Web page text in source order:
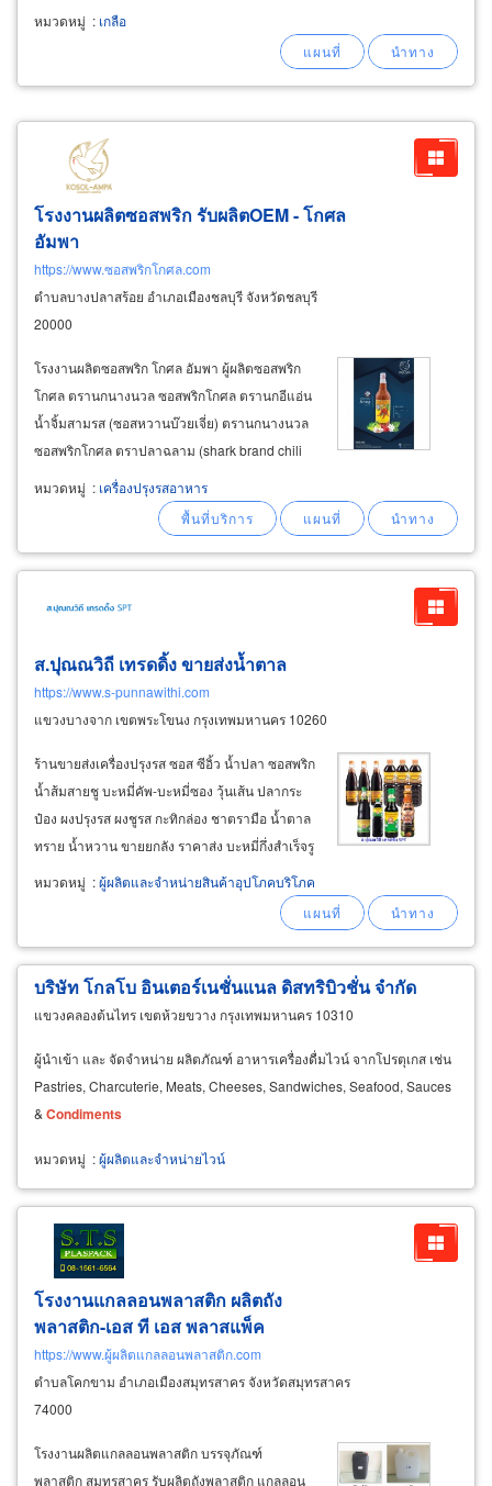
การเกษตร ผู้ผลิตขายส่ง เกลือทะเลป่น ราคาถูก
แพ็ค บรรจุถุง 600กรัม, 180กรัม, 120กรัม, 90กรัม
หมวดหมู่ : เกลือ
โรงงานผลิตซอสพริก รับผลิตOEM - โกศล
อัมพา
https://www.ซอสพริกโกศล.com
ตำบลบางปลาสร้อย อำเภอเมืองชลบุรี จังหวัดชลบุรี
20000
โรงงานผลิตซอสพริก โกศล อัมพา ผู้ผลิตซอสพริก
โกศล ตรานกนางนวล ซอสพริกโกศล ตรานกอีแอ่น
น้ำจิ้มสามรส (ซอสหวานบ๊วยเจี่ย) ตรานกนางนวล
ซอสพริกโกศล ตราปลาฉลาม (shark brand chili
sauce) ซอสพริกโกศล ตรานกนางนวล (เผ็ดกลาง)
โดดเด่นด้วยรสชาติที่กลมกล่อม เปรี้ยว หวานเเละ
กลิ่นของพริกกับกระเทียมที่เย้ายวนเป็นเอกลักษณ์
หมวดหมู่ : เครื่องปรุงรสอาหาร
ส.ปุณณวิถี เทรดดิ้ง ขายส่งน้ำตาล
https://www.s-punnawithi.com
แขวงบางจาก เขตพระโขนง กรุงเทพมหานคร 10260
ร้านขายส่งเครื่องปรุงรส ซอส ซีอิ้ว น้ำปลา ซอสพริก
น้ำส้มสายชู บะหมี่คัพ-บะหมี่ซอง วุ้นเส้น ปลากระ
ป๋อง ผงปรุงรส ผงชูรส กะทิกล่อง ชาตรามือ น้ำตาล
ทราย น้ำหวาน ขายยกลัง ราคาส่ง บะหมี่กึ่งสำเร็จรู
ปมาม่าบิ๊กแพ็คราคาส่ง มาม่าบิ๊กแพ็ครสต้มยำกุ้ง
น้ำข้น 90กรัม x 24ซอง ขายยกลัง มาม่าคัพรส
หมวดหมู่ :ผู้ผลิตและจำหน่ายสินค้าอุปโภคบริโภค
บริษัท โกลโบ อินเตอร์เนชั่นแนล ดิสทริบิวชั่น จำกัด
แขวงคลองต้นไทร เขตห้วยขวาง กรุงเทพมหานคร 10310
ผู้นำเข้า และ จัดจำหน่าย ผลิตภัณฑ์ อาหารเครื่องดื่มไวน์ จากโปรตุเกส เช่น
Pastries, Charcuterie, Meats, Cheeses, Sandwiches, Seafood, Sauces
& Condiments
หมวดหมู่ :ผู้ผลิตและจำหน่ายไวน์
โรงงานแกลลอนพลาสติก ผลิตถัง
พลาสติก-เอส ที เอส พลาสแพ็ค
https://www.ผู้ผลิตแกลลอนพลาสติก.com
ตำบลโคกขาม อำเภอเมืองสมุทรสาคร จังหวัดสมุทรสาคร
74000
โรงงานผลิตแกลลอนพลาสติก บรรจุภัณฑ์
พลาสติก สมุทรสาคร รับผลิตถังพลาสติก แกลลอน